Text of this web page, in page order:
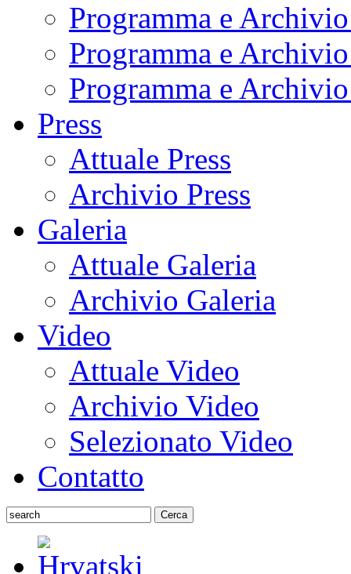
Programma e
Programma e
Programma e
Press
Attuale Press
Archivio Press
Galeria
Attuale Galeria
Archivio Galeria
Video
Attuale Video
Archivio Video
Selezionato Video
Contatto
Cerca